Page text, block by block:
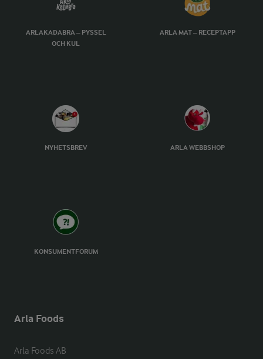
ARLAKADABRA – PYSSEL
OCH KUL
ARLA MAT – RECEPTAPP
NYHETSBREV ARLA WEBBSHOP
KONSUMENTFORUM
Arla Foods
Arla Foods AB